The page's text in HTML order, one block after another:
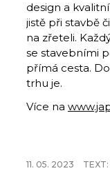
design a
jistě při stavbě
na zřeteli.
se stavebními
přímá cesta.
trhu je.
Více na
11. 05. 2023 TEXT: